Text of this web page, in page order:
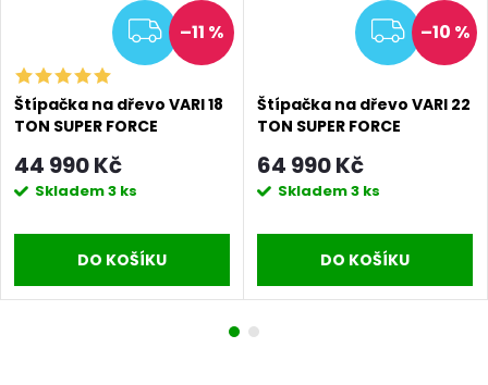
ZDARMA
–11 %
Štípačka na dřevo VARI 18
TON SUPER FORCE
44 990 Kč
Skladem3 ks
DO KOŠÍKU
–10 %
Štípačka na dřevo VARI 22
TON SUPER FORCE
64 990 Kč
Skladem3 ks
DO KOŠÍKU